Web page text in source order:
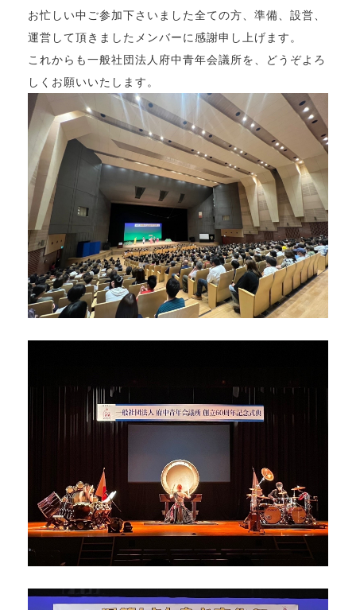
お忙しい中ご参加下さいました全ての方、準備、設営、
運営して頂きましたメンバーに感謝申し上げます。
これからも一般社団法人府中青年会議所を、どうぞよろ
しくお願いいたします。